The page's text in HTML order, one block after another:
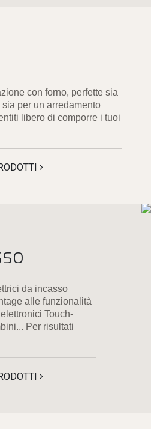
con forno, perfette sia
per un arredamento
libero di comporre i tuoi
da incasso
alle funzionalità
Touch-
Per risultati